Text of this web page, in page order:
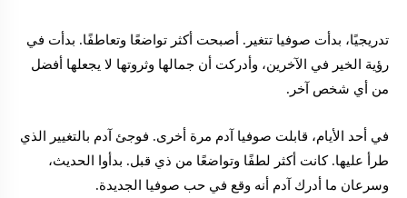
تدريجيًا، بدأت صوفيا تتغير. أصبحت أكثر تواضعًا وتعاطفًا. بدأت في
رؤية الخير في الآخرين، وأدركت أن جمالها وثروتها لا يجعلها أفضل
من أي شخص آخر.
في أحد الأيام، قابلت صوفيا آدم مرة أخرى. فوجئ آدم بالتغيير الذي
طرأ عليها. كانت أكثر لطفًا وتواضعًا من ذي قبل. بدأوا الحديث،
وسرعان ما أدرك آدم أنه وقع في حب صوفيا الجديدة.